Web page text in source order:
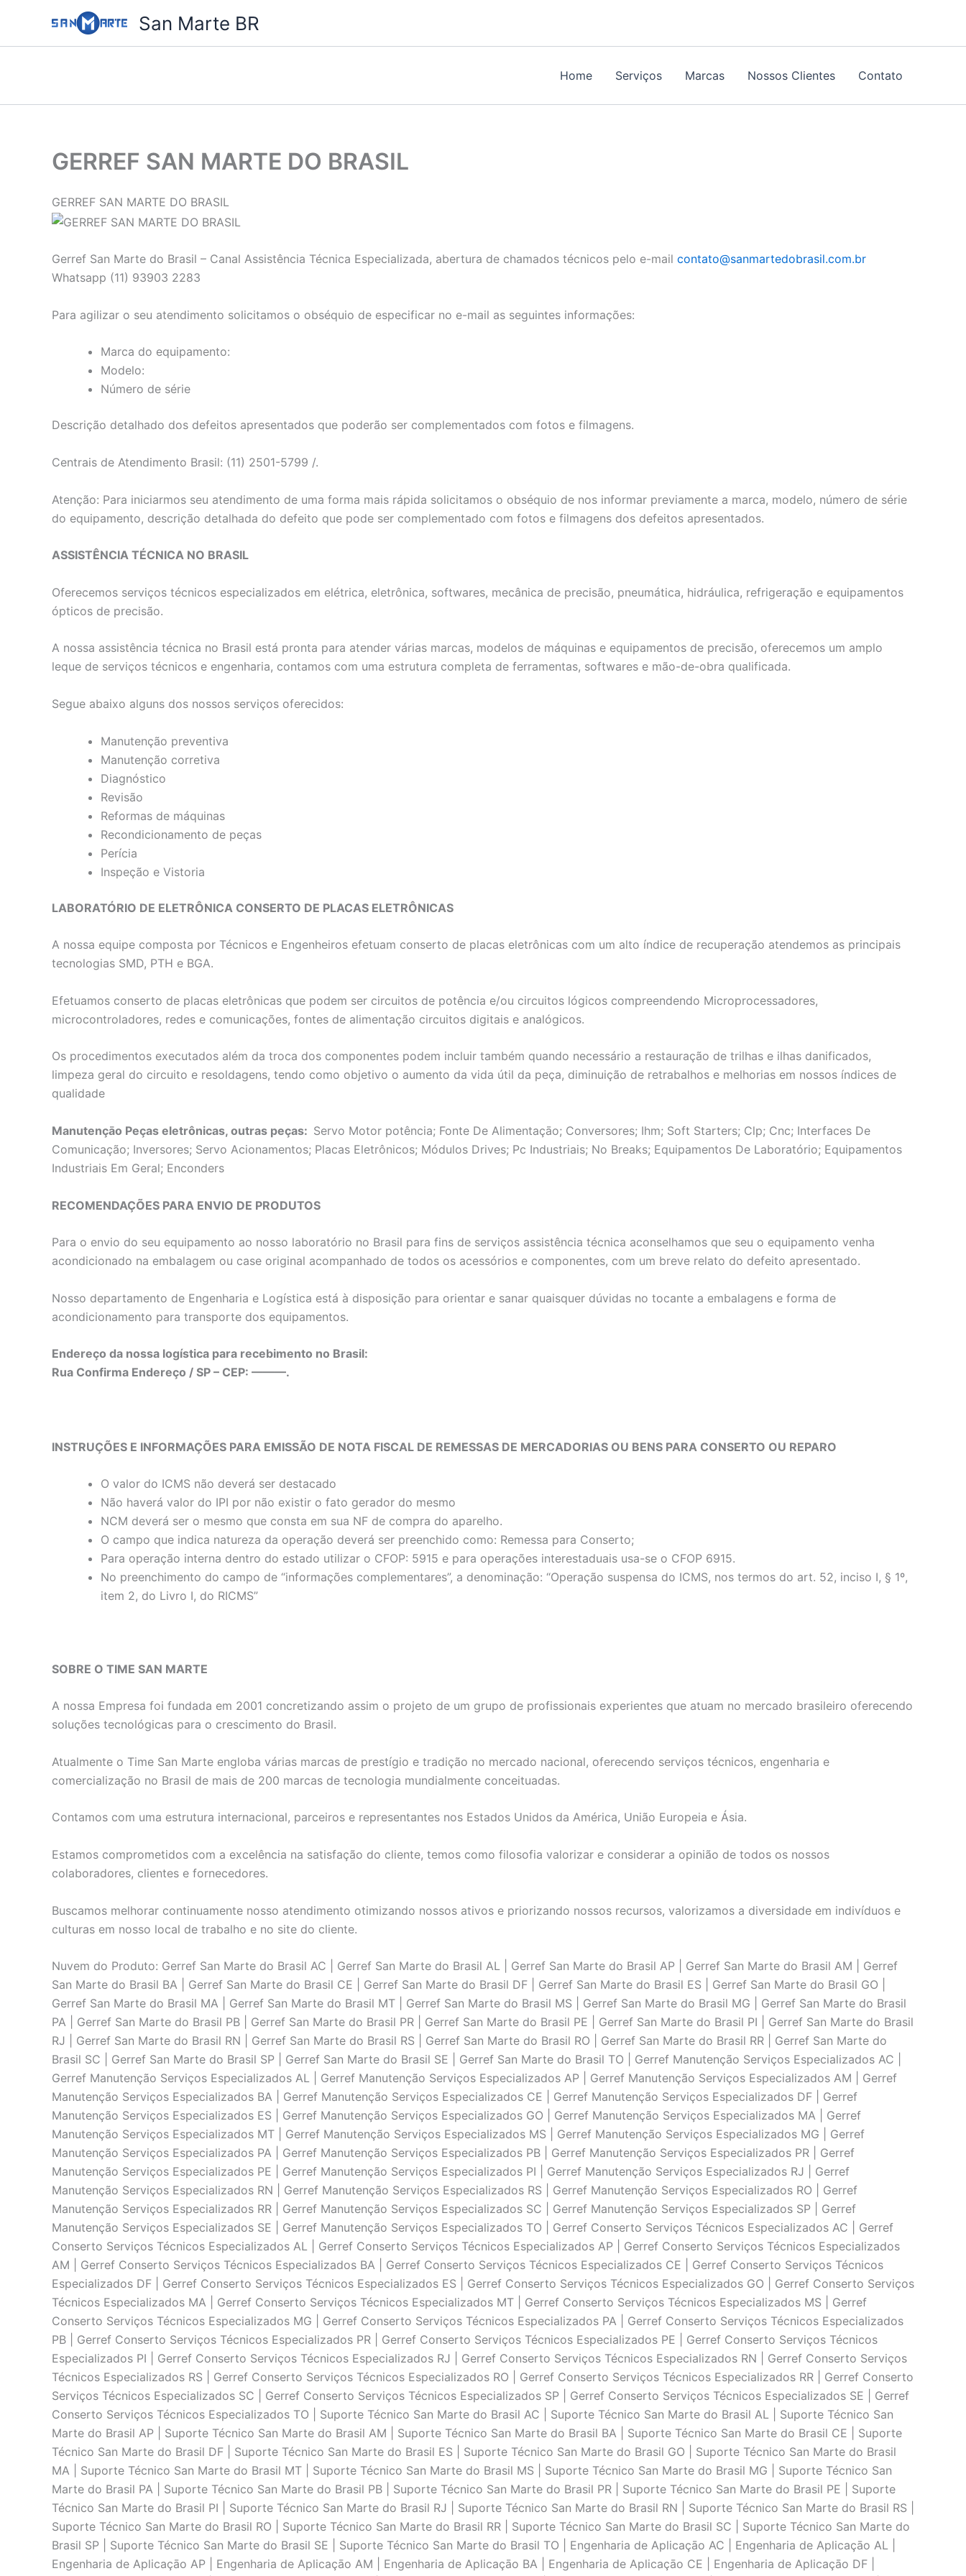
o
San Marte BR
Home Serviços Marcas Nossos Clientes Contato
GERREF SAN MARTE DO BRASIL
GERREF SAN MARTE DO BRASIL
Gerref San Marte do Brasil – Canal Assistência Técnica Especializada, abertura de chamados técnicos pelo e-mail contato@sanmartedobrasil.com.br
Whatsapp (11) 93903 2283
Para agilizar o seu atendimento solicitamos o obséquio de especificar no e-mail as seguintes informações:
Marca do equipamento:
Modelo:
Número de série
Descrição detalhado dos defeitos apresentados que poderão ser complementados com fotos e filmagens.
Centrais de Atendimento Brasil: (11) 2501-5799 /.
Atenção: Para iniciarmos seu atendimento de uma forma mais rápida solicitamos o obséquio de nos informar previamente a marca, modelo, número de série
do equipamento, descrição detalhada do defeito que pode ser complementado com fotos e filmagens dos defeitos apresentados.
ASSISTÊNCIA TÉCNICA NO BRASIL
Oferecemos serviços técnicos especializados em elétrica, eletrônica, softwares, mecânica de precisão, pneumática, hidráulica, refrigeração e equipamentos
ópticos de precisão.
A nossa assistência técnica no Brasil está pronta para atender várias marcas, modelos de máquinas e equipamentos de precisão, oferecemos um amplo
leque de serviços técnicos e engenharia, contamos com uma estrutura completa de ferramentas, softwares e mão-de-obra qualificada.
Segue abaixo alguns dos nossos serviços oferecidos:
Manutenção preventiva
Manutenção corretiva
Diagnóstico
Revisão
Reformas de máquinas
Recondicionamento de peças
Perícia
Inspeção e Vistoria
LABORATÓRIO DE ELETRÔNICA CONSERTO DE PLACAS ELETRÔNICAS
A nossa equipe composta por Técnicos e Engenheiros efetuam conserto de placas eletrônicas com um alto índice de recuperação atendemos as principais
tecnologias SMD, PTH e BGA.
Efetuamos conserto de placas eletrônicas que podem ser circuitos de potência e/ou circuitos lógicos compreendendo Microprocessadores,
microcontroladores, redes e comunicações, fontes de alimentação circuitos digitais e analógicos.
Os procedimentos executados além da troca dos componentes podem incluir também quando necessário a restauração de trilhas e ilhas danificados,
limpeza geral do circuito e resoldagens, tendo como objetivo o aumento da vida útil da peça, diminuição de retrabalhos e melhorias em nossos índices de
qualidade
Manutençāo Peças eletrônicas, outras peças: Servo Motor potência; Fonte De Alimentaçāo; Conversores; Ihm; Soft Starters; Clp; Cnc; Interfaces De
Comunicação; Inversores; Servo Acionamentos; Placas Eletrônicos; Módulos Drives; Pc Industriais; No Breaks; Equipamentos De Laboratório; Equipamentos
Industriais Em Geral; Enconders
RECOMENDAÇÕES PARA ENVIO DE PRODUTOS
Para o envio do seu equipamento ao nosso laboratório no Brasil para fins de serviços assistência técnica aconselhamos que seu o equipamento venha
acondicionado na embalagem ou case original acompanhado de todos os acessórios e componentes, com um breve relato do defeito apresentado.
Nosso departamento de Engenharia e Logística está à disposição para orientar e sanar quaisquer dúvidas no tocante a embalagens e forma de
acondicionamento para transporte dos equipamentos.
Endereço da nossa logística para recebimento no Brasil:
Rua Confirma Endereço / SP – CEP: ———.
INSTRUÇÕES E INFORMAÇÕES PARA EMISSÃO DE NOTA FISCAL DE REMESSAS DE MERCADORIAS OU BENS PARA CONSERTO OU REPARO
O valor do ICMS não deverá ser destacado
Não haverá valor do IPI por não existir o fato gerador do mesmo
NCM deverá ser o mesmo que consta em sua NF de compra do aparelho.
O campo que indica natureza da operação deverá ser preenchido como: Remessa para Conserto;
Para operação interna dentro do estado utilizar o CFOP: 5915 e para operações interestaduais usa-se o CFOP 6915.
No preenchimento do campo de “informações complementares”, a denominação: “Operação suspensa do ICMS, nos termos do art. 52, inciso I, § 1º,
item 2, do Livro I, do RICMS”
SOBRE O TIME SAN MARTE
A nossa Empresa foi fundada em 2001 concretizando assim o projeto de um grupo de profissionais experientes que atuam no mercado brasileiro oferecendo
soluções tecnológicas para o crescimento do Brasil.
Atualmente o Time San Marte engloba várias marcas de prestígio e tradição no mercado nacional, oferecendo serviços técnicos, engenharia e
comercialização no Brasil de mais de 200 marcas de tecnologia mundialmente conceituadas.
Contamos com uma estrutura internacional, parceiros e representantes nos Estados Unidos da América, União Europeia e Ásia.
Estamos comprometidos com a excelência na satisfação do cliente, temos como filosofia valorizar e considerar a opinião de todos os nossos
colaboradores, clientes e fornecedores.
Buscamos melhorar continuamente nosso atendimento otimizando nossos ativos e priorizando nossos recursos, valorizamos a diversidade em indivíduos e
culturas em nosso local de trabalho e no site do cliente.
Nuvem do Produto: Gerref San Marte do Brasil AC | Gerref San Marte do Brasil AL | Gerref San Marte do Brasil AP | Gerref San Marte do Brasil AM | Gerref
San Marte do Brasil BA | Gerref San Marte do Brasil CE | Gerref San Marte do Brasil DF | Gerref San Marte do Brasil ES | Gerref San Marte do Brasil GO |
Gerref San Marte do Brasil MA | Gerref San Marte do Brasil MT | Gerref San Marte do Brasil MS | Gerref San Marte do Brasil MG | Gerref San Marte do Brasil
PA | Gerref San Marte do Brasil PB | Gerref San Marte do Brasil PR | Gerref San Marte do Brasil PE | Gerref San Marte do Brasil PI | Gerref San Marte do Brasil
RJ | Gerref San Marte do Brasil RN | Gerref San Marte do Brasil RS | Gerref San Marte do Brasil RO | Gerref San Marte do Brasil RR | Gerref San Marte do
Brasil SC | Gerref San Marte do Brasil SP | Gerref San Marte do Brasil SE | Gerref San Marte do Brasil TO | Gerref Manutenção Serviços Especializados AC |
Gerref Manutenção Serviços Especializados AL | Gerref Manutenção Serviços Especializados AP | Gerref Manutenção Serviços Especializados AM | Gerref
Manutenção Serviços Especializados BA | Gerref Manutenção Serviços Especializados CE | Gerref Manutenção Serviços Especializados DF | Gerref
Manutenção Serviços Especializados ES | Gerref Manutenção Serviços Especializados GO | Gerref Manutenção Serviços Especializados MA | Gerref
Manutenção Serviços Especializados MT | Gerref Manutenção Serviços Especializados MS | Gerref Manutenção Serviços Especializados MG | Gerref
Manutenção Serviços Especializados PA | Gerref Manutenção Serviços Especializados PB | Gerref Manutenção Serviços Especializados PR | Gerref
Manutenção Serviços Especializados PE | Gerref Manutenção Serviços Especializados PI | Gerref Manutenção Serviços Especializados RJ | Gerref
Manutenção Serviços Especializados RN | Gerref Manutenção Serviços Especializados RS | Gerref Manutenção Serviços Especializados RO | Gerref
Manutenção Serviços Especializados RR | Gerref Manutenção Serviços Especializados SC | Gerref Manutenção Serviços Especializados SP | Gerref
Manutenção Serviços Especializados SE | Gerref Manutenção Serviços Especializados TO | Gerref Conserto Serviços Técnicos Especializados AC | Gerref
Conserto Serviços Técnicos Especializados AL | Gerref Conserto Serviços Técnicos Especializados AP | Gerref Conserto Serviços Técnicos Especializados
AM | Gerref Conserto Serviços Técnicos Especializados BA | Gerref Conserto Serviços Técnicos Especializados CE | Gerref Conserto Serviços Técnicos
Especializados DF | Gerref Conserto Serviços Técnicos Especializados ES | Gerref Conserto Serviços Técnicos Especializados GO | Gerref Conserto Serviços
Técnicos Especializados MA | Gerref Conserto Serviços Técnicos Especializados MT | Gerref Conserto Serviços Técnicos Especializados MS | Gerref
Conserto Serviços Técnicos Especializados MG | Gerref Conserto Serviços Técnicos Especializados PA | Gerref Conserto Serviços Técnicos Especializados
PB | Gerref Conserto Serviços Técnicos Especializados PR | Gerref Conserto Serviços Técnicos Especializados PE | Gerref Conserto Serviços Técnicos
Especializados PI | Gerref Conserto Serviços Técnicos Especializados RJ | Gerref Conserto Serviços Técnicos Especializados RN | Gerref Conserto Serviços
Técnicos Especializados RS | Gerref Conserto Serviços Técnicos Especializados RO | Gerref Conserto Serviços Técnicos Especializados RR | Gerref Conserto
Serviços Técnicos Especializados SC | Gerref Conserto Serviços Técnicos Especializados SP | Gerref Conserto Serviços Técnicos Especializados SE | Gerref
Conserto Serviços Técnicos Especializados TO | Suporte Técnico San Marte do Brasil AC | Suporte Técnico San Marte do Brasil AL | Suporte Técnico San
Marte do Brasil AP | Suporte Técnico San Marte do Brasil AM | Suporte Técnico San Marte do Brasil BA | Suporte Técnico San Marte do Brasil CE | Suporte
Técnico San Marte do Brasil DF | Suporte Técnico San Marte do Brasil ES | Suporte Técnico San Marte do Brasil GO | Suporte Técnico San Marte do Brasil
MA | Suporte Técnico San Marte do Brasil MT | Suporte Técnico San Marte do Brasil MS | Suporte Técnico San Marte do Brasil MG | Suporte Técnico San
Marte do Brasil PA | Suporte Técnico San Marte do Brasil PB | Suporte Técnico San Marte do Brasil PR | Suporte Técnico San Marte do Brasil PE | Suporte
Técnico San Marte do Brasil PI | Suporte Técnico San Marte do Brasil RJ | Suporte Técnico San Marte do Brasil RN | Suporte Técnico San Marte do Brasil RS |
Suporte Técnico San Marte do Brasil RO | Suporte Técnico San Marte do Brasil RR | Suporte Técnico San Marte do Brasil SC | Suporte Técnico San Marte do
Brasil SP | Suporte Técnico San Marte do Brasil SE | Suporte Técnico San Marte do Brasil TO | Engenharia de Aplicaçāo AC | Engenharia de Aplicaçāo AL |
Engenharia de Aplicaçāo AP | Engenharia de Aplicaçāo AM | Engenharia de Aplicaçāo BA | Engenharia de Aplicaçāo CE | Engenharia de Aplicaçāo DF |